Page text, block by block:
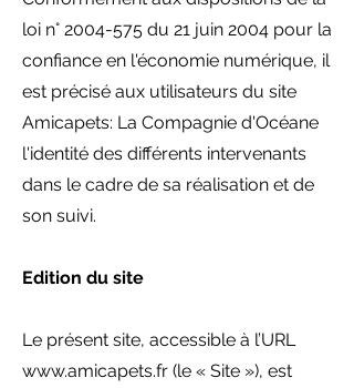
loi n° 2004-575 du 21 juin 2004 pour la
confiance en l'économie numérique, il
est précisé aux utilisateurs du site
Amicapets: La Compagnie d'Océane
l'identité des différents intervenants
dans le cadre de sa réalisation et de
son suivi.
Edition du site
Le présent site, accessible à l’URL
www.amicapets.fr (le « Site »), est